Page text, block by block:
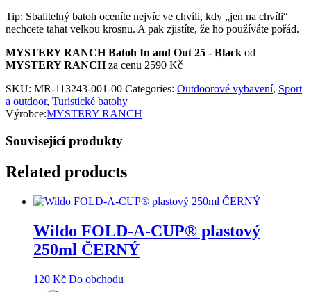
Tip: Sbalitelný batoh oceníte nejvíc ve chvíli, kdy „jen na chvíli“
nechcete tahat velkou krosnu. A pak zjistíte, že ho používáte pořád.
MYSTERY RANCH Batoh In and Out 25 - Black od
MYSTERY RANCHza cenu 2590 Kč
SKU: MR-113243-001-00 Categories: Outdoorové vybavení, Sport
a outdoor, Turistické batohy
Výrobce:MYSTERY RANCH
Související produkty
Related products
Wildo FOLD-A-CUP® plastový
250ml ČERNÝ
120 Kč Do obchodu